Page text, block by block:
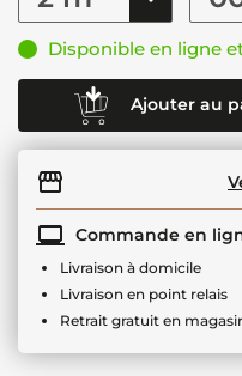
Disponible en ligne
Ajouter au
Commande en
Livraison à domicile
Livraison en point relais
Retrait gratuit en